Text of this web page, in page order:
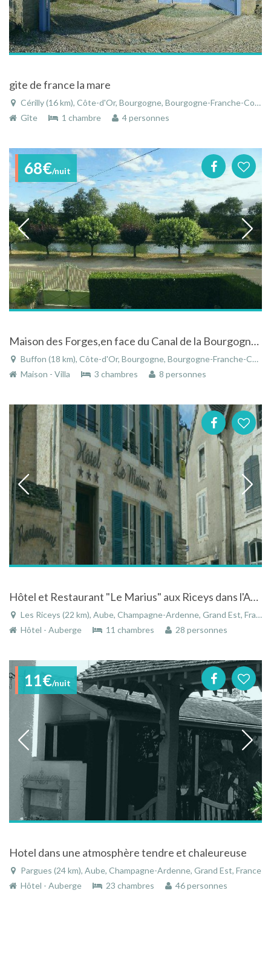
gite de france la mare
Cérilly (16 km), Côte-d'Or, Bourgogne, Bourgogne-Franche-Comté, France
Gîte
1 chambre 4 personnes
68€/nuit
Maison des Forges,en face du Canal de la Bourgogne et vue sur la plaine de l'Armançon
Buffon (18 km), Côte-d'Or, Bourgogne, Bourgogne-Franche-Comté, France
Maison - Villa
3 chambres 8 personnes
Hôtel et Restaurant "Le Marius" aux Riceys dans l'Aube en Champagne-Ardenne
Les Riceys (22 km), Aube, Champagne-Ardenne, Grand Est, France
Hôtel - Auberge
11 chambres 28 personnes
11€/nuit
Hotel dans une atmosphère tendre et chaleureuse
Pargues (24 km), Aube, Champagne-Ardenne, Grand Est, France
Hôtel - Auberge
23 chambres 46 personnes